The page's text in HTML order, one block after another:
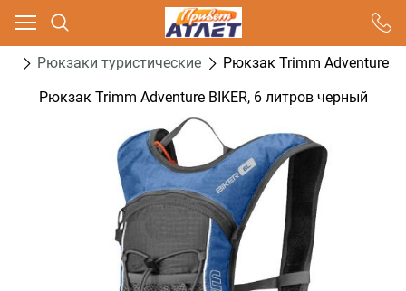
Рюкзаки туристические
Рюкзак Trimm Adventure
Рюкзак Trimm Adventure BIKER, 6 литров черный
Ваш город - Москва,
угадали?
ДА НЕТ